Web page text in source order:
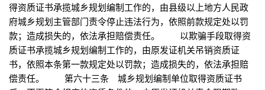
得资质证书承揽城乡规划编制工作的，由县级以上地方人民政
府城乡规划主管部门责令停止违法行为，依照前款规定处以罚
款；造成损失的，依法承担赔偿责任。 以欺骗手段取得资
质证书承揽城乡规划编制工作的，由原发证机关吊销资质证
书，依照本条第一款规定处以罚款；造成损失的，依法承担赔
偿责任。 第六十三条 城乡规划编制单位取得资质证书